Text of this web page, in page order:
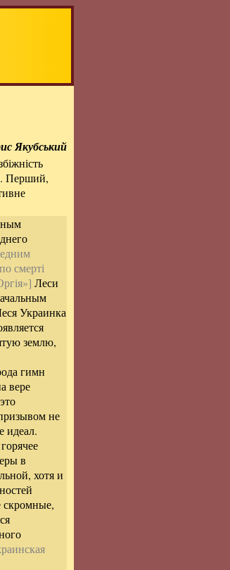
Якубський
Перший,
смерті
Леси
Украинка
землю,
гимн
вере
не
идеал.
в
хотя и
скромные,